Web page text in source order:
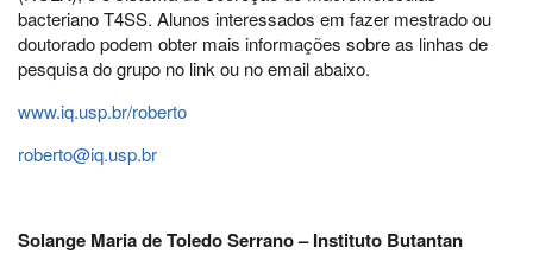
bacteriano T4SS. Alunos interessados em fazer mestrado ou
doutorado podem obter mais informações sobre as linhas de
pesquisa do grupo no link ou no email abaixo.
www.iq.usp.br/roberto
roberto@iq.usp.br
Solange Maria de Toledo Serrano – Instituto Butantan